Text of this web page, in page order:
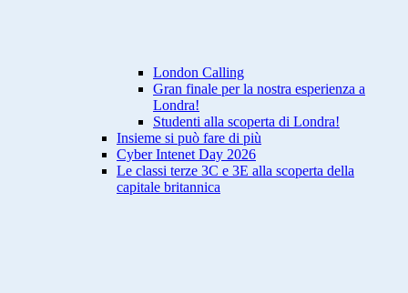
London Calling
Gran finale per la nostra esperienza a
Londra!
Studenti alla scoperta di Londra!
Insieme si può fare di più
Cyber Intenet Day 2026
Le classi terze 3C e 3E alla scoperta della
capitale britannica